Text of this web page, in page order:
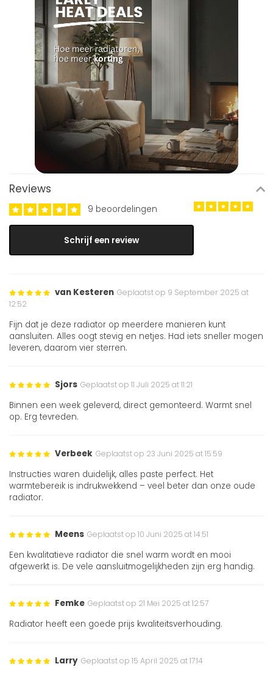
Reviews
9 beoordelingen
Schrijf een review
van Kesteren Geplaatst op 9 September 2025 at
12:52
Fijn dat je deze radiator op meerdere manieren kunt
aansluiten. Alles oogt stevig en netjes. Had iets sneller mogen
leveren, daarom vier sterren.
Sjors Geplaatst op 11 Juli 2025 at 11:21
Binnen een week geleverd, direct gemonteerd. Warmt snel
op. Erg tevreden.
Verbeek Geplaatst op 23 Juni 2025 at 15:59
Instructies waren duidelijk, alles paste perfect. Het
warmtebereik is indrukwekkend – veel beter dan onze oude
radiator.
Meens Geplaatst op 10 Juni 2025 at 14:51
Een kwalitatieve radiator die snel warm wordt en mooi
afgewerkt is. De vele aansluitmogelijkheden zijn erg handig.
Femke Geplaatst op 21 Mei 2025 at 12:57
Radiator heeft een goede prijs kwaliteitsverhouding.
Larry Geplaatst op 15 April 2025 at 17:14